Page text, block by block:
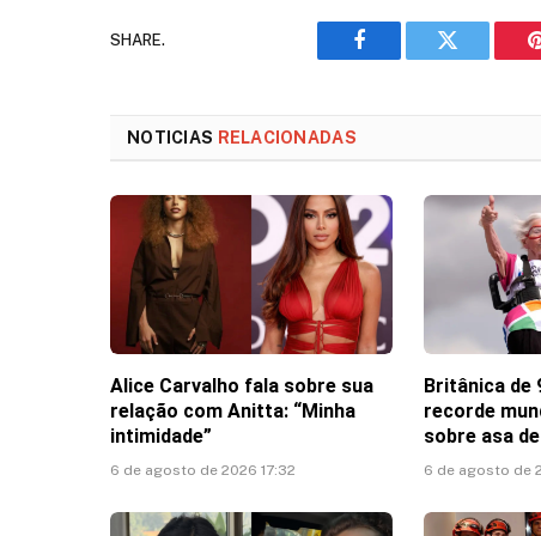
SHARE.
Facebook Twitter
NOTICIAS RELACIONADAS
Alice Carvalho fala sobre sua
relação com Anitta: “Minha
intimidade”
6 de agosto de 2026 17:32
Britânica de
recorde
sobre asa
6 de agosto de